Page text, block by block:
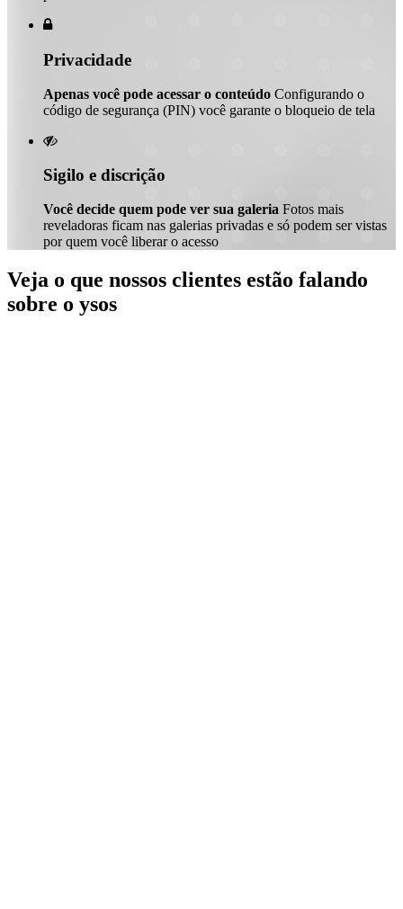

Privacidade
Apenas você pode acessar o conteúdo Configurando o
código de segurança (PIN) você garante o bloqueio de tela

Sigilo e discrição
Você decide quem pode ver sua galeria Fotos mais
reveladoras ficam nas galerias privadas e só podem ser vistas
por quem você liberar o acesso
Veja o que nossos clientes estão falando
sobre o ysos